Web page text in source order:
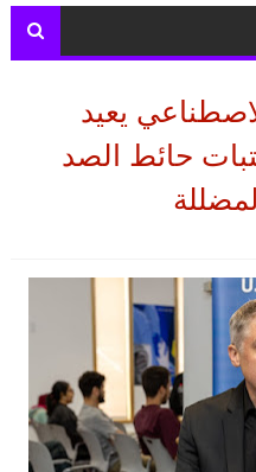
يعيد
حائط الصد